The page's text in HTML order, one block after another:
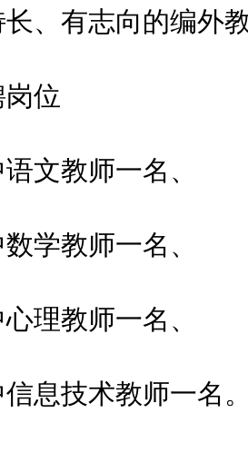
、有志向的编外
位
教师一名、
教师一名、
教师一名、
技术教师一名